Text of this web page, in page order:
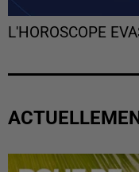
L'HOROSCOPE